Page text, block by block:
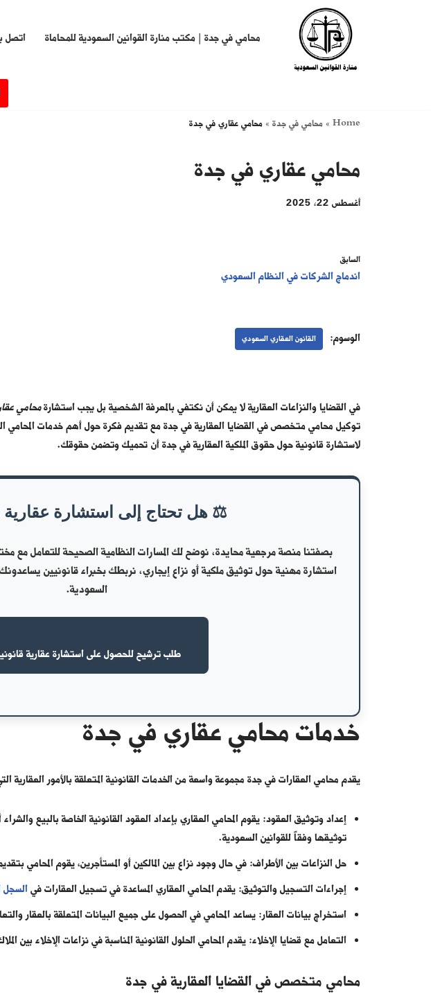
محامي في جدة | مكتب منارة القوانين السعودية للمحاماة اتصل
Home
»محامي في جدة »محامي عقاري في جدة
محامي عقاري في جدة
أغسطس 22, 2025
السابق
اندماج الشركات في النظام السعودي
الوسوم: القانون العقاري السعودي
في القضايا والنزاعات العقارية لا يمكن أن نكتفي بالمعرفة الشخصية بل يجب استشارةمحامي
توكيل محامي متخصص في القضايا العقارية في جدة مع تقديم فكرة حول أهم خدمات
لاستشارة قانونية حول حقوق الملكية العقارية في جدة أن تحميك وتضمن حقوقك.
⚖️ هل تحتاج إلى استشارة عقارية
بصفتنا منصة مرجعية محايدة، نوضح لك المسارات النظامية الصحيحة للتعامل مع
استشارة مهنية حول توثيق ملكية أو نزاع إيجاري، نربطك بخبراء قانونيين
السعودية.
طلب ترشيح للحصول على استشارة عقارية
خدمات محامي عقاري في جدة
يقدم محامي العقارات في جدة مجموعة واسعة من الخدمات القانونية المتعلقة بالأمور العقارية
إعداد وتوثيق العقود: يقوم المحامي العقاري بإعداد العقود القانونية الخاصة بالبيع والشراء
توثيقها وفقاً للقوانين السعودية.
حل النزاعات بين الأطراف: في حال وجود نزاع بين المالكين أو المستأجرين، يقوم المحامي بتقديم
إجراءات التسجيل والتوثيق: يقدم المحامي العقاري المساعدة في تسجيل العقارات فيالسجل
استخراج بيانات العقار: يساعد المحامي في الحصول على جميع البيانات المتعلقة بالعقار
التعامل مع قضايا الإخلاء: يقدم المحامي الحلول القانونية المناسبة في نزاعات الإخلاء بين
محامي متخصص في القضايا العقارية في جدة